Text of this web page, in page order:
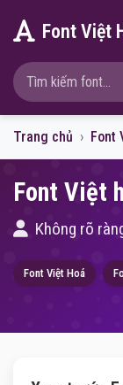
Font Việt
Trang chủ Font
Font Việt
Không rõ
Font Việt Hoá